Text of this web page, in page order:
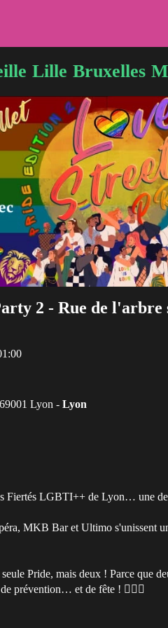
Lille Bruxelles
2 - Rue de l'arbre
Lyon - Lyon
Fiertés LGBTI++ de Lyon… une
MKB Bar et Ultimo s'unissent
Pride, mais deux ! Parce que
prévention… et de fête ! 🏳️‍🌈✨